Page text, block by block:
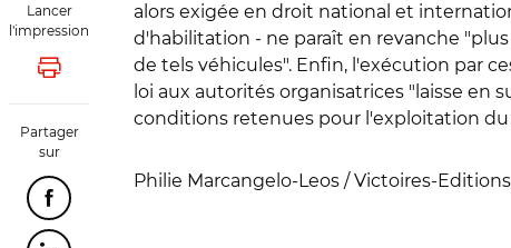
Lancer
l'impression
Lancer l'impression
Partager
sur
Partager cette page sur Facebook
alors exigée en droit national et
d'habilitation - ne paraît en revanche
de tels véhicules". Enfin, l'exécution par
loi aux autorités organisatrices "laisse en
conditions retenues pour l'exploitation du
Philie Marcangelo-Leos / Victoires-Editions